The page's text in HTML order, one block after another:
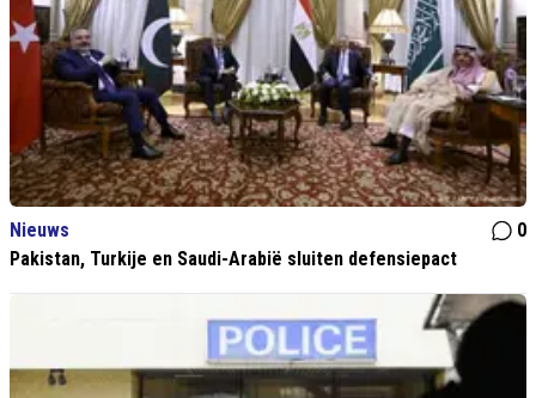
Nieuws
0
Pakistan, Turkije en Saudi-Arabië sluiten defensiepact